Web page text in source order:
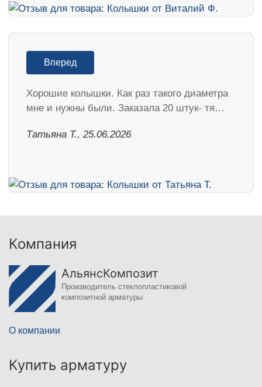
Вперед
Хорошие колышки. Как раз такого диаметра
мне и нужны были. Заказала 20 штук- тя…
Татьяна Т., 25.06.2026
Компания
АльянсКомпозит
Производитель стеклопластиковой
композитной арматуры
О компании
Купить арматуру